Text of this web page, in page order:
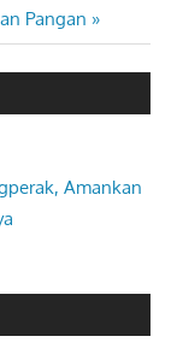
Pangan
Amankan